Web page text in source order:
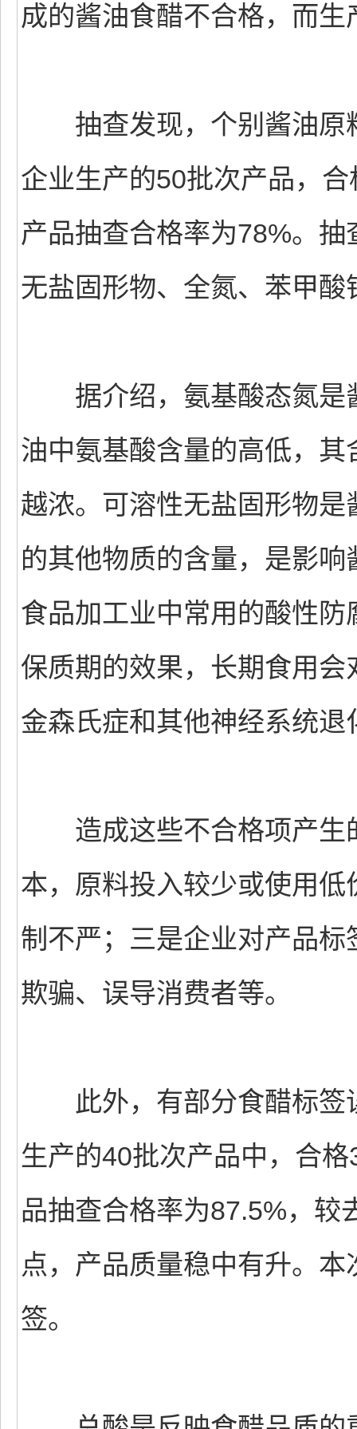
成的酱油食醋不合格，而
抽查发现，个别酱油原
企业生产的50批次产品，
产品抽查合格率为78%。
无盐固形物、全氮、苯甲酸
据介绍，氨基酸态氮是
油中氨基酸含量的高低，
越浓。可溶性无盐固形物
的其他物质的含量，是影
食品加工业中常用的酸性
保质期的效果，长期食用
金森氏症和其他神经系统退
造成这些不合格项产生
本，原料投入较少或使用
制不严；三是企业对产品
欺骗、误导消费者等。
此外，有部分食醋标签
生产的40批次产品中，合
品抽查合格率为87.5%，较
点，产品质量稳中有升。
签。